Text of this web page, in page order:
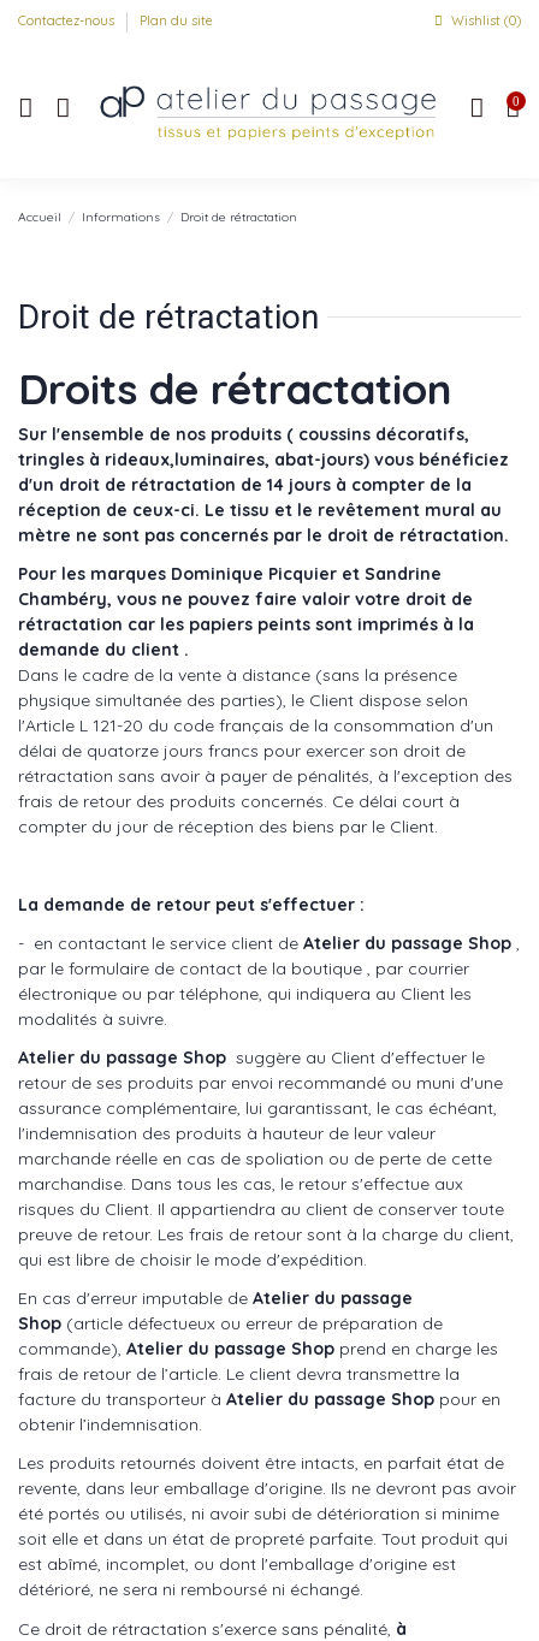
Contactez-nous Plan du site Wishlist (0)
0
Accueil Informations Droit de rétractation
Droit de rétractation
Droits de rétractation
Sur l'ensemble de nos produits ( coussins décoratifs,
tringles à rideaux,luminaires, abat-jours) vous bénéficiez
d'un droit de rétractation de 14 jours à compter de la
réception de ceux-ci. Le tissu et le revêtement mural au
mètre ne sont pas concernés par le droit de rétractation.
Pour les marques Dominique Picquier et Sandrine
Chambéry, vous ne pouvez faire valoir votre droit de
rétractation car les papiers peints sont imprimés à la
demande du client .
Dans le cadre de la vente à distance (sans la présence
physique simultanée des parties), le Client dispose selon
l'Article L 121-20 du code français de la consommation d'un
délai de quatorze jours francs pour exercer son droit de
rétractation sans avoir à payer de pénalités, à l'exception des
frais de retour des produits concernés. Ce délai court à
compter du jour de réception des biens par le Client.
La demande de retour peut s'effectuer :
- en contactant le service client de Atelier du passage Shop ,
par le formulaire de contact de la boutique , par courrier
électronique ou par téléphone, qui indiquera au Client les
modalités à suivre.
Atelier du passage Shop suggère au Client d'effectuer le
retour de ses produits par envoi recommandé ou muni d'une
assurance complémentaire, lui garantissant, le cas échéant,
l'indemnisation des produits à hauteur de leur valeur
marchande réelle en cas de spoliation ou de perte de cette
marchandise. Dans tous les cas, le retour s'effectue aux
risques du Client. Il appartiendra au client de conserver toute
preuve de retour. Les frais de retour sont à la charge du client,
qui est libre de choisir le mode d'expédition.
En cas d'erreur imputable de Atelier du passage
Shop (article défectueux ou erreur de préparation de
commande), Atelier du passage Shop prend en charge les
frais de retour de l’article. Le client devra transmettre la
facture du transporteur à Atelier du passage Shop pour en
obtenir l’indemnisation.
Les produits retournés doivent être intacts, en parfait état de
revente, dans leur emballage d'origine. Ils ne devront pas avoir
été portés ou utilisés, ni avoir subi de détérioration si minime
soit elle et dans un état de propreté parfaite. Tout produit qui
est abîmé, incomplet, ou dont l'emballage d'origine est
détérioré, ne sera ni remboursé ni échangé.
Ce droit de rétractation s'exerce sans pénalité, à